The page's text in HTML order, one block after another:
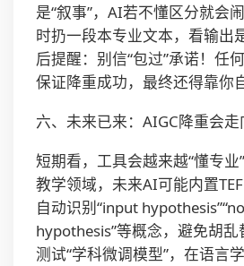
是“叙事”，AI若不懂区分就会
时扔一段本专业文本，看输出
后提醒：别信“包过”承诺！任
保证降重成功，最终还得靠你
六、未来已来：AIGC降重会走
短期看，工具会越来越“懂专
教学领域，未来AI可能内置
自动识别“input
hypothesis”等概念，避免胡
测试“学科微调模型”，在语言